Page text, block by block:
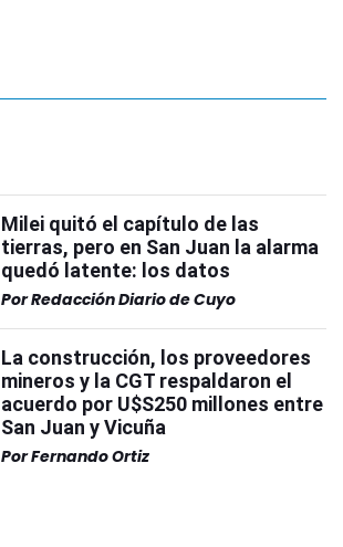
Milei quitó el capítulo de las
tierras, pero en San Juan la alarma
quedó latente: los datos
PorRedacción Diario de Cuyo
La construcción, los proveedores
mineros y la CGT respaldaron el
acuerdo por U$S250 millones entre
San Juan y Vicuña
PorFernando Ortiz